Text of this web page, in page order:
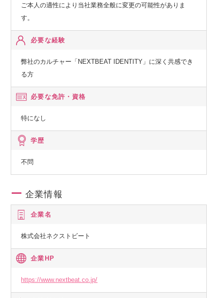
ご本人の適性により当社業務全般に変更の可能性がありま
す。
必要な経験
弊社のカルチャー「NEXTBEAT IDENTITY」に深く共感でき
る方
必要な免許・資格
特になし
学歴
不問
企業情報
企業名
株式会社ネクストビート
企業HP
https://www.nextbeat.co.jp/